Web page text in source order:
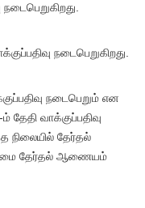
நடைபெறுகிறது.
நடைபெறும் என
தேதி வாக்குப்பதிவு
தேர்தல்
தேர்தல் ஆணையம்